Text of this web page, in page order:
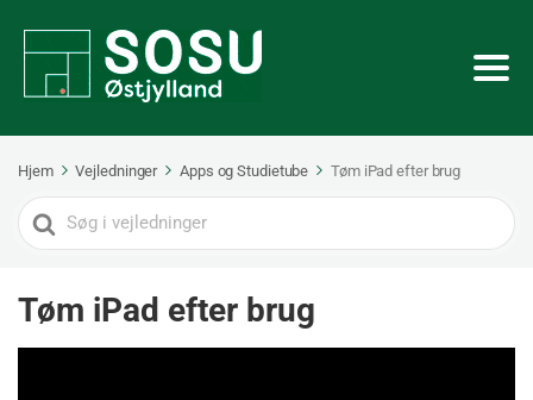
Hjem Vejledninger Apps og Studietube Tøm iPad efter brug
Search
For
Tøm iPad efter brug